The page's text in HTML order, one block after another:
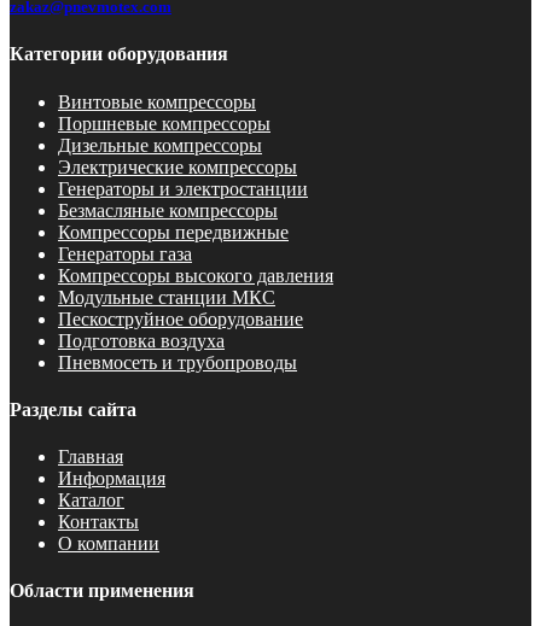
zakaz@pnevmotex.com
Категории оборудования
Винтовые компрессоры
Поршневые компрессоры
Дизельные компрессоры
Электрические компрессоры
Генераторы и электростанции
Безмасляные компрессоры
Компрессоры передвижные
Генераторы газа
Компрессоры высокого давления
Модульные станции МКС
Пескоструйное оборудование
Подготовка воздуха
Пневмосеть и трубопроводы
Разделы сайта
Главная
Информация
Каталог
Контакты
О компании
Области применения